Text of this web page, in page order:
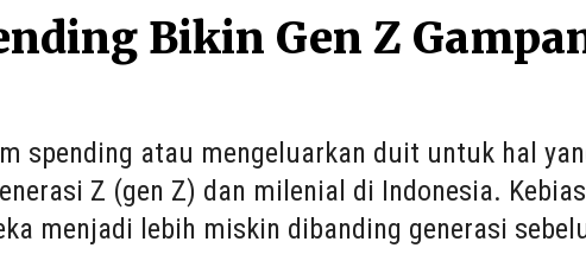
Bikin Gen Z
spending atau mengeluarkan duit untuk hal
Z (gen Z) dan milenial di Indonesia.
menjadi lebih miskin dibanding generasi